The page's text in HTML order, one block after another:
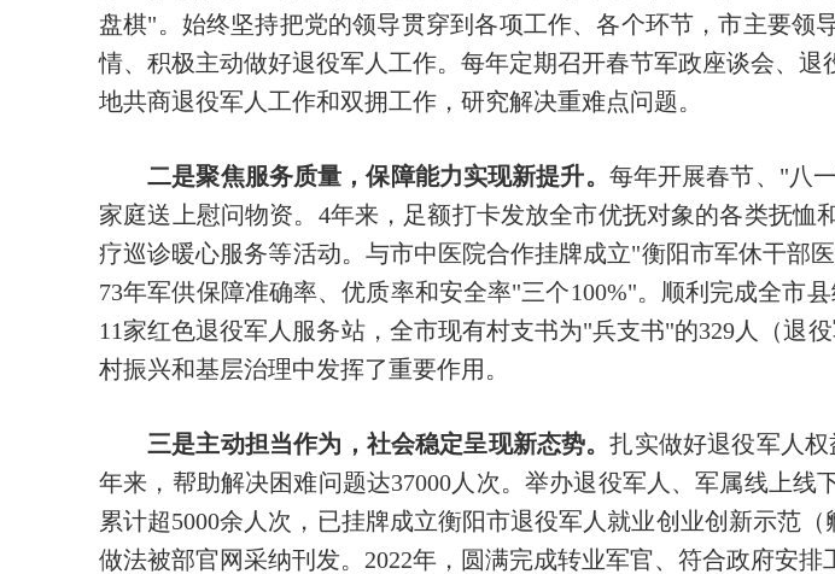
盘棋"。始终坚持把党的领导贯穿到各项工作、各个环节，市主要
情、积极主动做好退役军人工作。每年定期召开春节军政座谈会、
地共商退役军人工作和双拥工作，研究解决重难点问题。
二是聚焦服务质量，保障能力实现新提升。 每年开展春节、"八
家庭送上慰问物资。4年来，足额打卡发放全市优抚对象的各类抚
疗巡诊暖心服务等活动。与市中医院合作挂牌成立"衡阳市军休干部
73年军供保障准确率、优质率和安全率"三个100%"。顺利完成全市
11家红色退役军人服务站，全市现有村支书为"兵支书"的329人（退
村振兴和基层治理中发挥了重要作用。
三是主动担当作为，社会稳定呈现新态势。扎实做好退役军人
年来，帮助解决困难问题达37000人次。举办退役军人、军属线上线
累计超5000余人次，已挂牌成立衡阳市退役军人就业创业创新示范
做法被部官网采纳刊发。2022年，圆满完成转业军官、符合政府安